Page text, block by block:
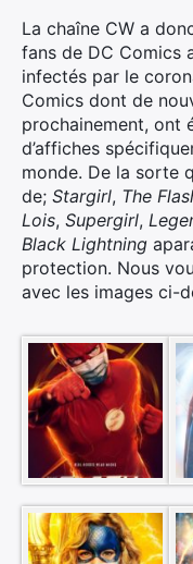
La chaîne CW a
fans de DC Comics
infectés par le
Comics dont de
prochainement, ont
d’affiches
monde. De la sorte
de; Stargirl, The
Lois, Supergirl,
Black Lightning
protection. Nous
avec les images ci-